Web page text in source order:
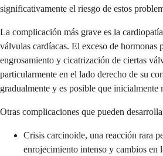
significativamente el riesgo de estos
La complicación más grave es la
válvulas cardíacas. El exceso de hormonas
engrosamiento y cicatrización de ciertas
particularmente en el lado derecho de su
gradualmente y es posible que inicialmente
Otras complicaciones que pueden
Crisis carcinoide, una reacción rara
enrojecimiento intenso y cambios en